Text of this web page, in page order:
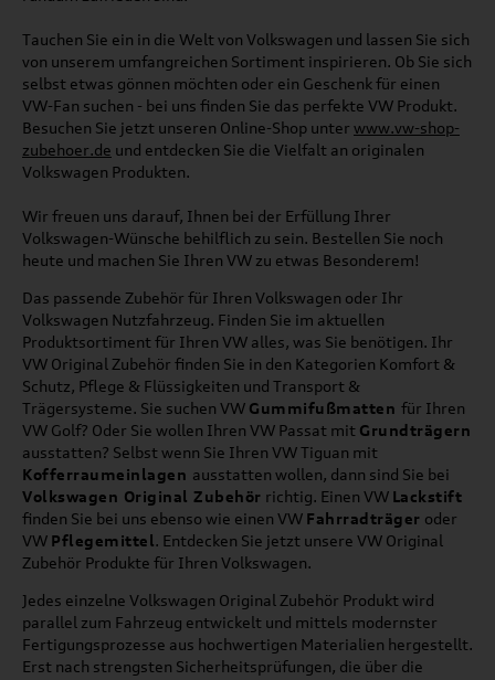
Tauchen Sie ein in die Welt von Volkswagen und lassen Sie sich
von unserem umfangreichen Sortiment inspirieren. Ob Sie sich
selbst etwas gönnen möchten oder ein Geschenk für einen
VW-Fan suchen - bei uns finden Sie das perfekte VW Produkt.
Besuchen Sie jetzt unseren Online-Shop unter www.vw-shop-
zubehoer.de und entdecken Sie die Vielfalt an originalen
Volkswagen Produkten.
Wir freuen uns darauf, Ihnen bei der Erfüllung Ihrer
Volkswagen-Wünsche behilflich zu sein. Bestellen Sie noch
heute und machen Sie Ihren VW zu etwas Besonderem!
Das passende Zubehör für Ihren Volkswagen oder Ihr
Volkswagen Nutzfahrzeug. Finden Sie im aktuellen
Produktsortiment für Ihren VW alles, was Sie benötigen. Ihr
VW Original Zubehör finden Sie in den Kategorien Komfort &
Schutz, Pflege & Flüssigkeiten und Transport &
Trägersysteme. Sie suchen VW Gummifußmatten für Ihren
VW Golf? Oder Sie wollen Ihren VW Passat mit Grundträgern
ausstatten? Selbst wenn Sie Ihren VW Tiguan mit
Kofferraumeinlagen ausstatten wollen, dann sind Sie bei
Volkswagen Original Zubehör richtig. Einen VW Lackstift
finden Sie bei uns ebenso wie einen VW Fahrradträger oder
VW Pflegemittel. Entdecken Sie jetzt unsere VW Original
Zubehör Produkte für Ihren Volkswagen.
Jedes einzelne Volkswagen Original Zubehör Produkt wird
parallel zum Fahrzeug entwickelt und mittels modernster
Fertigungsprozesse aus hochwertigen Materialien hergestellt.
Erst nach strengsten Sicherheitsprüfungen, die über die